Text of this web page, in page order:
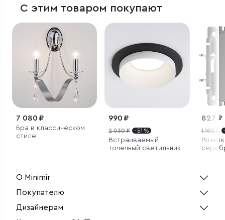
С этим товаром покупают
7 080 ₽
Бра в классическом
стиле
990 ₽
2 030 ₽ - 51 %
Встраиваемый
точечный светильник
827 ₽
1 180 ₽
О Minimir
Покупателю
Дизайнерам